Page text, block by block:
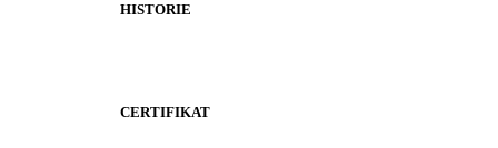
HISTORIE
CERTIFIKAT